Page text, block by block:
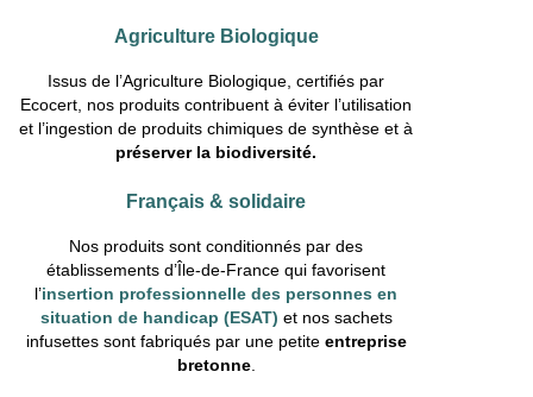
Agriculture Biologique
Issus de l’Agriculture Biologique, certifiés par
Ecocert, nos produits contribuent à éviter l’utilisation
et l’ingestion de produits chimiques de synthèse et à
préserver la biodiversité.
Français & solidaire
Nos produits sont conditionnés par des
établissements d’Île-de-France qui favorisent
l’insertion professionnelle des personnes en
situation de handicap (ESAT) et nos sachets
infusettes sont fabriqués par une petiteentreprise
bretonne.